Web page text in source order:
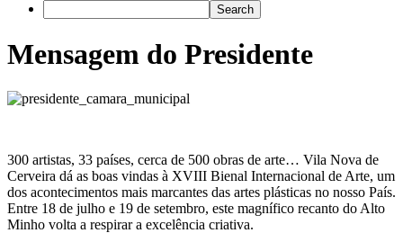
Mensagem do Presidente
300 artistas, 33 países, cerca de 500 obras de arte… Vila Nova de
Cerveira dá as boas vindas à XVIII Bienal Internacional de Arte, um
dos acontecimentos mais marcantes das artes plásticas no nosso País.
Entre 18 de julho e 19 de setembro, este magnífico recanto do Alto
Minho volta a respirar a excelência criativa.